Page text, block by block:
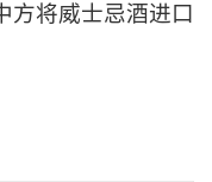
方将威士忌酒进口